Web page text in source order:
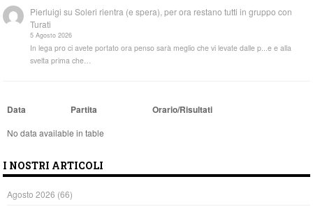
Pierluigi suSoleri rientra (e spera), per ora restano tutti in gruppo con
Turati
5 Agosto 2026
In lega pro ci avete portato ora penso sarà meglio che vi levate dalle p...e e alla
svelta prima che…
Data Partita Orario/Risultati
No data available in table
I NOSTRI ARTICOLI
Agosto 2026 (66)